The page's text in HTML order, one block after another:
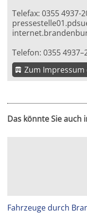
Telefax: 0355 4937-
Telefon: 0355
Zum
Das könnte Sie auch
Fahrzeuge durch